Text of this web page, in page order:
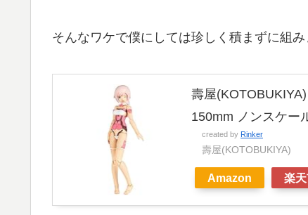
そんなワケで僕にしては珍しく積まずに組
壽屋
150mm ノンスケー
created by Rinker
壽屋(KOTOBUKIYA)
Amazon 楽